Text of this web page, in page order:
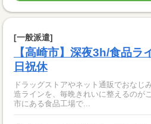
[一般派遣]
【高崎市】深夜3h/食品ラ
日祝休
ドラッグストアやネット通販でおなじ
造ラインを、毎晩きれいに整えるのが
市にある食品工場で...